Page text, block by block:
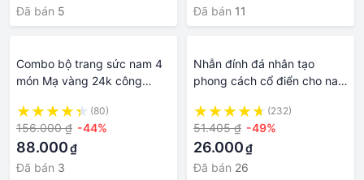
Đã bán 5
Đã bán 11
Combo bộ trang sức nam 4
món Mạ vàng 24k công
(80)
156.000 ₫ -44%
88.000₫
Đã bán 3
Nhẫn đính đá nhân tạo
phong cách cổ điển cho nam
tiết chạm khắc phù hợp làm
quà tặng/ đi tiệc - INTL
(232)
51.405 ₫ -49%
26.000₫
Đã bán 26